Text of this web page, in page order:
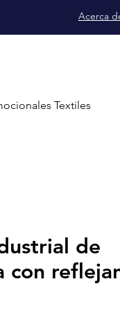
Acerca
Textiles
de
con